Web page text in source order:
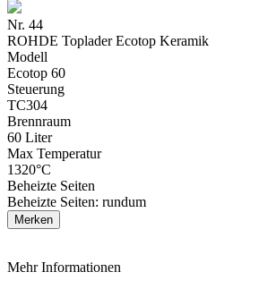
Nr. 44
ROHDE Toplader Ecotop Keramik
Modell
Ecotop 60
Steuerung
TC304
Brennraum
60 Liter
Max Temperatur
1320°C
Beheizte Seiten
Beheizte Seiten: rundum
Merken
Mehr Informationen